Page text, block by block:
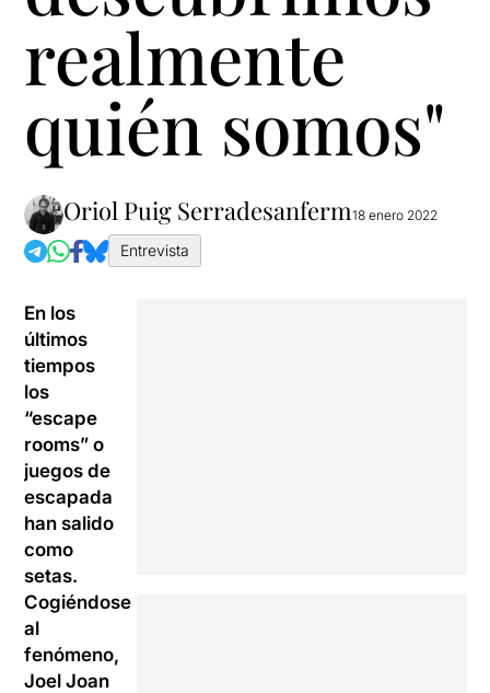
realmente
quién somos"
Oriol Puig Serradesanferm18 enero 2022
Entrevista
En los
últimos
tiempos
los
“escape
rooms” o
juegos de
escapada
han salido
como
setas.
Cogiéndose
al
fenómeno,
Joel Joan